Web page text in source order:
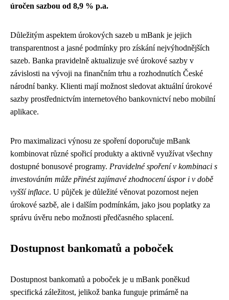
úročen sazbou od 8,9 % p.a.
Důležitým aspektem úrokových sazeb u mBank je jejich
transparentnost a jasné podmínky pro získání nejvýhodnějších
sazeb. Banka pravidelně aktualizuje své úrokové sazby v
závislosti na vývoji na finančním trhu a rozhodnutích České
národní banky. Klienti mají možnost sledovat aktuální úrokové
sazby prostřednictvím internetového bankovnictví nebo mobilní
aplikace.
Pro maximalizaci výnosu ze spoření doporučuje mBank
kombinovat různé spořicí produkty a aktivně využívat všechny
dostupné bonusové programy. Pravidelné spoření v kombinaci s
investováním může přinést zajímavé zhodnocení úspor i v době
vyšší inflace. U půjček je důležité věnovat pozornost nejen
úrokové sazbě, ale i dalším podmínkám, jako jsou poplatky za
správu úvěru nebo možnosti předčasného splacení.
Dostupnost bankomatů a poboček
Dostupnost bankomatů a poboček je u mBank poněkud
specifická záležitost, jelikož banka funguje primárně na